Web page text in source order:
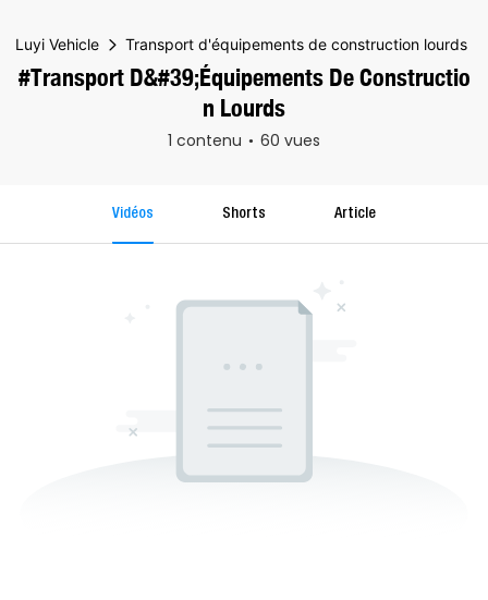
Luyi Vehicle Transport d'équipements de construction lourds
#Transport D&#39;équipements De Constructio
N Lourds
1 contenu 60 vues
Vidéos Shorts Article